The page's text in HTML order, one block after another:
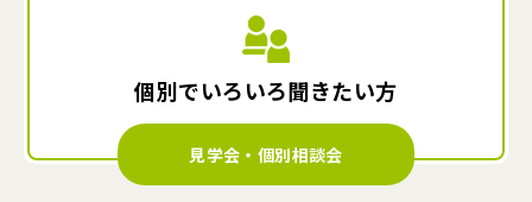
個別でいろいろ聞きたい方
見学会・個別相談会